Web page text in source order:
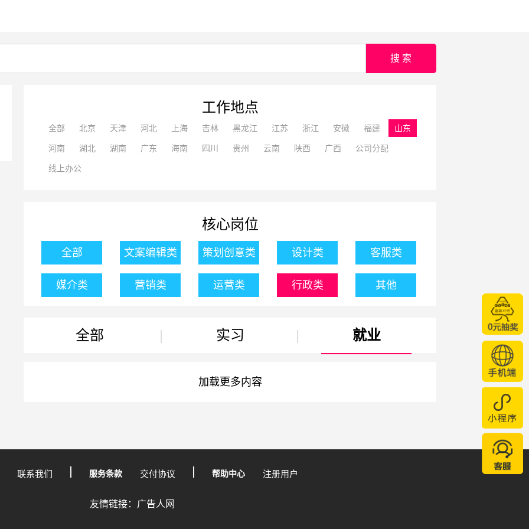
搜 索
工作地点
全部 北京 天津 河北 上海 吉林 黑龙江 江苏 浙江 安徽 福建 山东
河南 湖北 湖南 广东 海南 四川 贵州 云南 陕西 广西 公司分配
线上办公
核心岗位
全部 文案编辑类 策划创意类 设计类 客服类
媒介类 营销类 运营类 行政类 其他
全部 | 实习 | 就业
加载更多内容
联系我们 服务条款 交付协议 帮助中心 注册用户
友情链接：广告人网